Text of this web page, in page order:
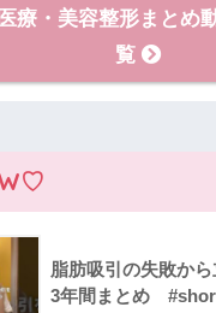
療・美容整形まとめ
覧
脂肪吸引の失敗か
3年間まとめ